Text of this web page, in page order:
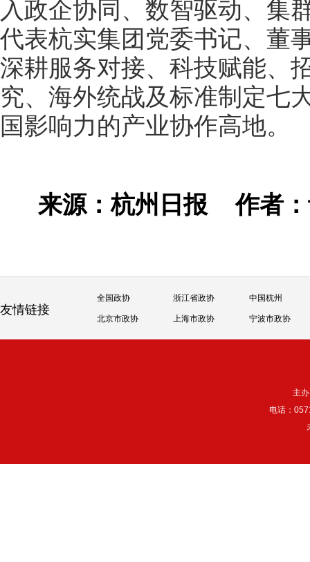
入政企协同、数智驱动、集
代表杭实集团党委书记、董
深耕服务对接、科技赋能、
究、海外统战及标准制定七
国影响力的产业协作高地。
来源：杭州日报作者
友情链接
全国政协 浙江省政协 中国杭州
北京市政协 上海市政协 宁波市政协
主
电话：